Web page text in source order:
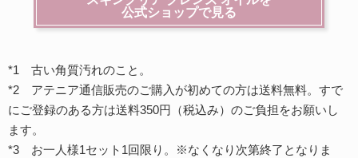
公式ショップで見る
*1 古い角質汚れのこと。
*2 アテニア通信販売のご購入が初めての方は送料無料。すで
にご登録のある方は送料350円（税込み）のご負担をお願いし
ます。
*3 お一人様1セット1回限り。※なくなり次第終了となりま